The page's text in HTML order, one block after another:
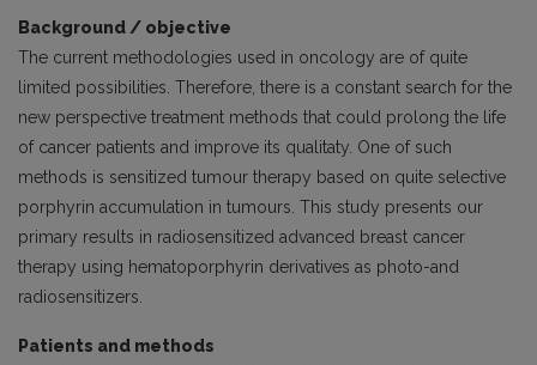
Background / objective
The current methodologies used in oncology are of quite
limited possibilities. Therefore, there is a constant search for the
new perspective treatment methods that could prolong the life
of cancer patients and improve its qualitaty. One of such
methods is sensitized tumour therapy based on quite selective
porphyrin accumulation in tumours. This study presents our
primary results in radiosensitized advanced breast cancer
therapy using hematoporphyrin derivatives as photo-and
radiosensitizers.
Patients and methods